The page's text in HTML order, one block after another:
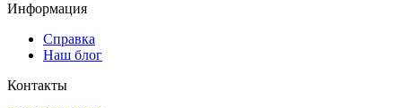
Информация
Справка
Наш блог
Контакты